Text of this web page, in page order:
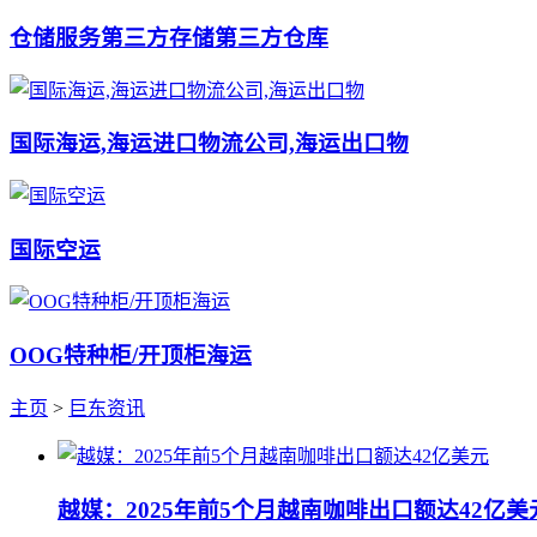
仓储服务第三方存储第三方仓库
国际海运,海运进口物流公司,海运出口物
国际空运
OOG特种柜/开顶柜海运
主页 > 巨东资讯
越媒：2025年前5个月越南咖啡出口额达42亿美